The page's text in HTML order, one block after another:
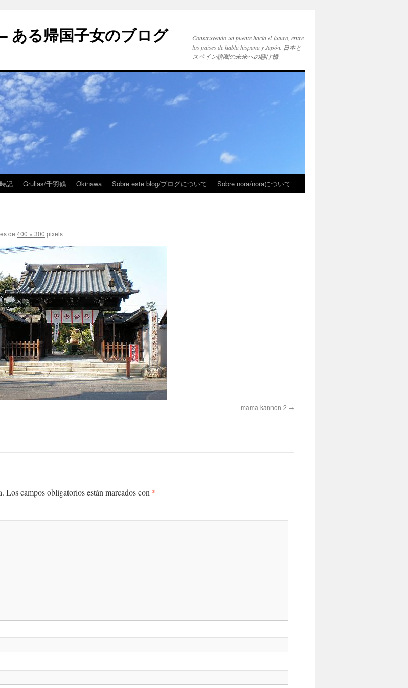
ある帰国子女のブログ
Construyendo un puente hacia el futuro, entre
los países de habla hispana y Japón. 日本と
スペイン語圏の未来への懸け橋
記 Grullas/千羽鶴 Okinawa Sobre este blog/ブログについて Sobre nora/noraについて
de 400 × 300 pixels
mama-kannon-2
Los campos obligatorios están marcados con *